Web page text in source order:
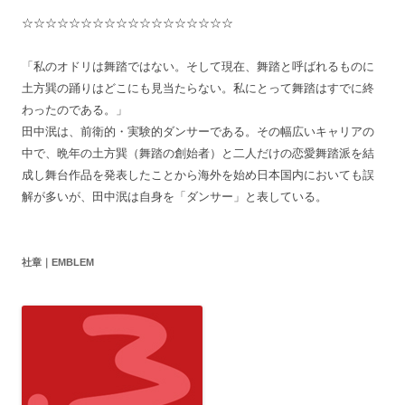
☆☆☆☆☆☆☆☆☆☆☆☆☆☆☆☆☆☆
「私のオドリは舞踏ではない。そして現在、舞踏と呼ばれるものに
土方巽の踊りはどこにも見当たらない。私にとって舞踏はすでに終
わったのである。」
田中泯は、前衛的・実験的ダンサーである。その幅広いキャリアの
中で、晩年の土方巽（舞踏の創始者）と二人だけの恋愛舞踏派を結
成し舞台作品を発表したことから海外を始め日本国内においても誤
解が多いが、田中泯は自身を「ダンサー」と表している。
社章｜EMBLEM